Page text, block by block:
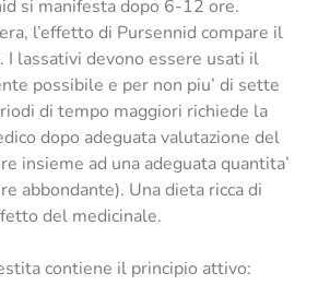
si manifesta dopo 6-12 ore.
l’effetto di Pursennid compare il
I lassativi devono essere usati il
possibile e per non piu’ di sette
di tempo maggiori richiede la
dopo adeguata valutazione del
insieme ad una adeguata quantita’
abbondante). Una dieta ricca di
del medicinale.
contiene il principio attivo: